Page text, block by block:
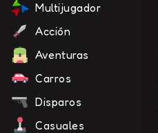
Multijugador
Acción
Aventuras
Carros
Disparos
Casuales